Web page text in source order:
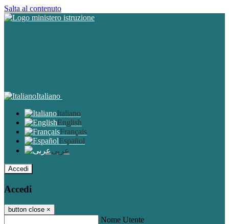
Salta al contenuto
Italiano
Italiano
English
Français
Español
عربى
Accedi
Accedi
button close ×
Nome Utente